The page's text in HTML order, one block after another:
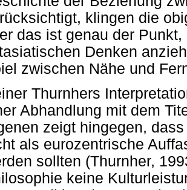
klingen die
das ist genau der
Denken
zwischen Nähe und
Thurnhers
Abhandlung mit dem
zeigt hingegen,
als eurozentrische
sollten (Thurnher,
keine